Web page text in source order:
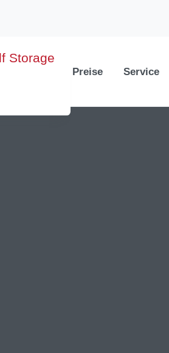
Standorte & Preise Service